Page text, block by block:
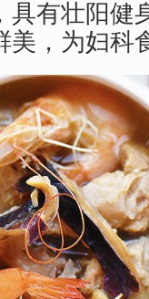
具有壮阳健
美，为妇科